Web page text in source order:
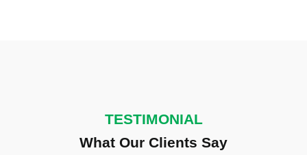
TESTIMONIAL
What Our Clients Say